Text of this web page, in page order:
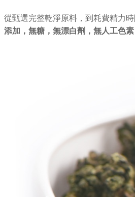
從甄選完整乾淨原料，到耗費精力
添加， 無糖，無漂白劑，無人工色素